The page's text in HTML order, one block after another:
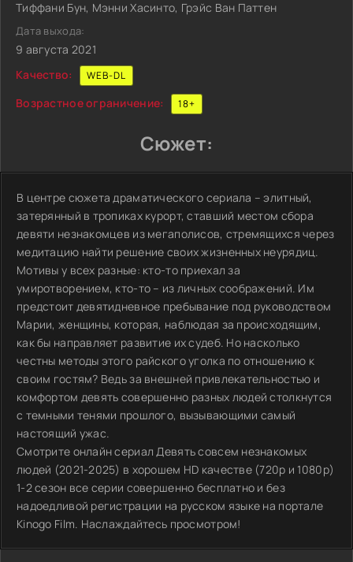
Тиффани Бун, Мэнни Хасинто, Грэйс Ван Паттен
Дата выхода:
9 августа 2021
Качество:
WEB-DL
Возрастное ограничение: 18+
Сюжет:
В центре сюжета драматического сериала – элитный,
затерянный в тропиках курорт, ставший местом сбора
девяти незнакомцев из мегаполисов, стремящихся через
медитацию найти решение своих жизненных неурядиц.
Мотивы у всех разные: кто-то приехал за
умиротворением, кто-то – из личных соображений. Им
предстоит девятидневное пребывание под руководством
Марии, женщины, которая, наблюдая за происходящим,
как бы направляет развитие их судеб. Но насколько
честны методы этого райского уголка по отношению к
своим гостям? Ведь за внешней привлекательностью и
комфортом девять совершенно разных людей столкнутся
с темными тенями прошлого, вызывающими самый
настоящий ужас.
Смотрите онлайн сериал Девять совсем незнакомых
людей (2021-2025) в хорошем HD качестве (720p и 1080p)
1-2 сезон все серии совершенно бесплатно и без
надоедливой регистрации на русском языке на портале
Kinogo Film. Наслаждайтесь просмотром!